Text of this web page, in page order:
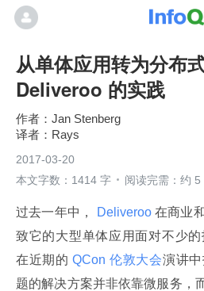
从单体应用转为分布
Deliveroo 的实践
Jan Stenberg
Rays
2017-03-20
本文字数：1414 字
阅读完需：约 5
过去一年中， Deliveroo 在商业
致它的大型单体应用面对不少的
在近期的 QCon 伦敦大会演讲
题的解决方案并非依靠微服务，